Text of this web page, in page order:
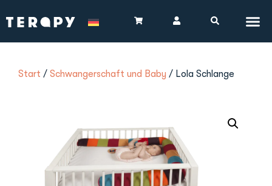
Start / Schwangerschaft und Baby / Lola Schlange